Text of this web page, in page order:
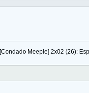
[Condado Meeple] 2x02 (26):